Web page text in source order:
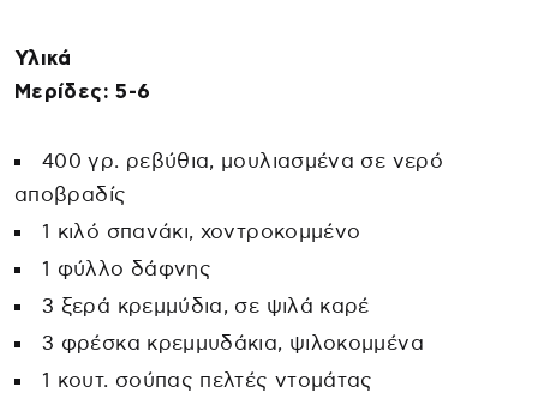
Υλικά
Μερίδες: 5-6
400 γρ. ρεβύθια, μουλιασμένα σε νερό
αποβραδίς
1 κιλό σπανάκι, χοντροκομμένο
1 φύλλο δάφνης
3 ξερά κρεμμύδια, σε ψιλά καρέ
3 φρέσκα κρεμμυδάκια, ψιλοκομμένα
1 κουτ. σούπας πελτές ντομάτας